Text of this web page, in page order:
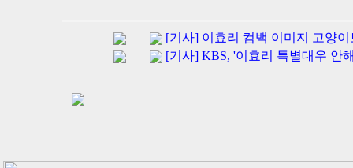
[기사] 이효리 컴백 이미지 고양이
[기사] KBS, '이효리 특별대우 안